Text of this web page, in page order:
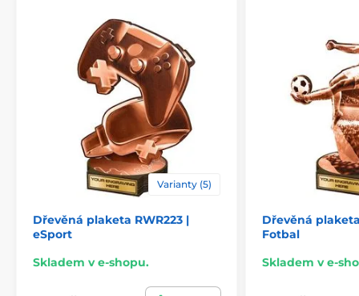
Způsob personalizace štítek
Varianty (5)
Dřevěná plaketa RWR223 |
eSport
Skladem v e-shopu.
Dřevěná
Fotbal
Skladem v e-